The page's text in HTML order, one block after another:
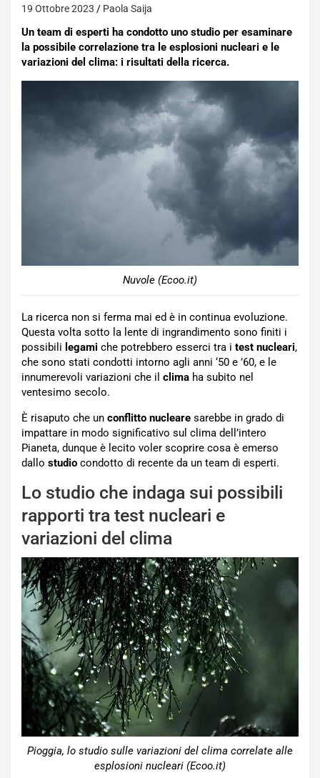
19 Ottobre 2023 Paola Saija
Un team di esperti ha condotto uno studio per esaminare
la possibile correlazione tra le esplosioni nucleari e le
variazioni del clima: i risultati della ricerca.
Nuvole (Ecoo.it)
La ricerca non si ferma mai ed è in continua evoluzione.
Questa volta sotto la lente di ingrandimento sono finiti i
possibili legami che potrebbero esserci tra i test nucleari,
che sono stati condotti intorno agli anni ‘50 e ’60, e le
innumerevoli variazioni che il clima ha subito nel
ventesimo secolo.
È risaputo che un conflitto nucleare sarebbe in grado di
impattare in modo significativo sul clima dell’intero
Pianeta, dunque è lecito voler scoprire cosa è emerso
dallo studio condotto di recente da un team di esperti.
Lo studio che indaga sui possibili
rapporti tra test nucleari e
variazioni del clima
Pioggia, lo studio sulle variazioni del clima correlate alle
esplosioni nucleari (Ecoo.it)